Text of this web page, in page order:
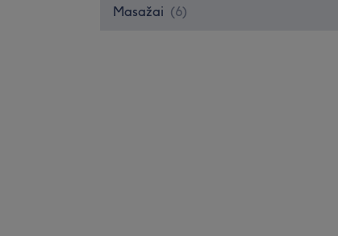
Masažai (6)